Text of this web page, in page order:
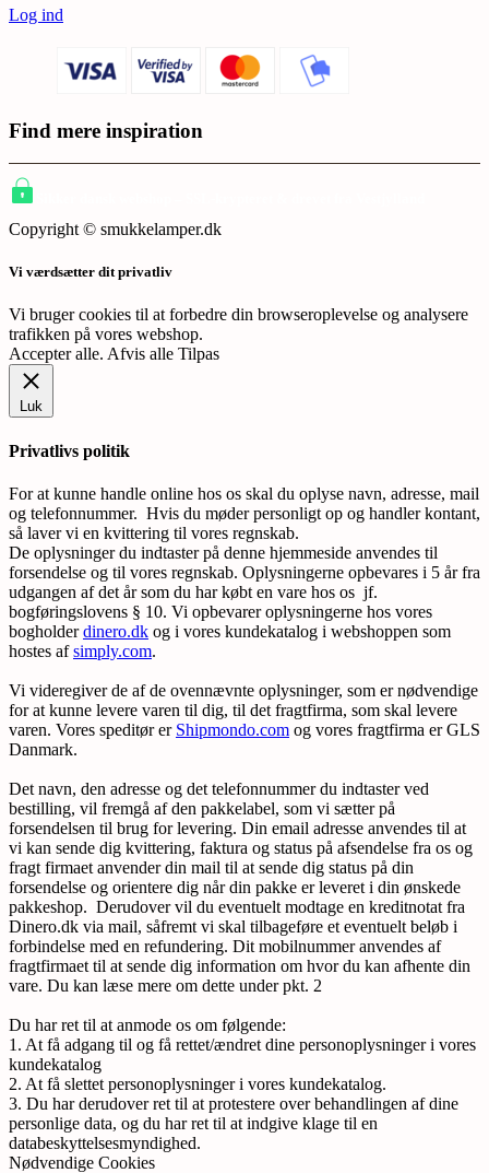
Log ind
Find mere inspiration
Copyright © smukkelamper.dk
Vi værdsætter dit privatliv
Vi bruger cookies til at forbedre din browseroplevelse og analysere
trafikken på vores webshop.
Accepter alle. Afvis alle Tilpas
Luk
Privatlivs politik
For at kunne handle online hos os skal du oplyse navn, adresse, mail
og telefonnummer. Hvis du møder personligt op og handler kontant,
så laver vi en kvittering til vores regnskab.
De oplysninger du indtaster på denne hjemmeside anvendes til
forsendelse og til vores regnskab. Oplysningerne opbevares i 5 år fra
udgangen af det år som du har købt en vare hos os jf.
bogføringslovens § 10. Vi opbevarer oplysningerne hos vores
bogholderdinero.dk og i vores kundekatalog i webshoppen som
hostes afsimply.com.
Vi videregiver de af de ovennævnte oplysninger, som er nødvendige
for at kunne levere varen til dig, til det fragtfirma, som skal levere
varen. Vores speditør er Shipmondo.com og vores fragtfirma er GLS
Danmark.
Det navn, den adresse og det telefonnummer du indtaster ved
bestilling, vil fremgå af den pakkelabel, som vi sætter på
forsendelsen til brug for levering. Din email adresse anvendes til at
vi kan sende dig kvittering, faktura og status på afsendelse fra os og
fragt firmaet anvender din mail til at sende dig status på din
forsendelse og orientere dig når din pakke er leveret i din ønskede
pakkeshop. Derudover vil du eventuelt modtage en kreditnotat fra
Dinero.dk via mail, såfremt vi skal tilbageføre et eventuelt beløb i
forbindelse med en refundering. Dit mobilnummer anvendes af
fragtfirmaet til at sende dig information om hvor du kan afhente din
vare. Du kan læse mere om dette under pkt. 2
Du har ret til at anmode os om følgende:
1. At få adgang til og få rettet/ændret dine personoplysninger i vores
kundekatalog
2. At få slettet personoplysninger i vores kundekatalog.
3. Du har derudover ret til at protestere over behandlingen af dine
personlige data, og du har ret til at indgive klage til en
databeskyttelsesmyndighed.
Nødvendige Cookies